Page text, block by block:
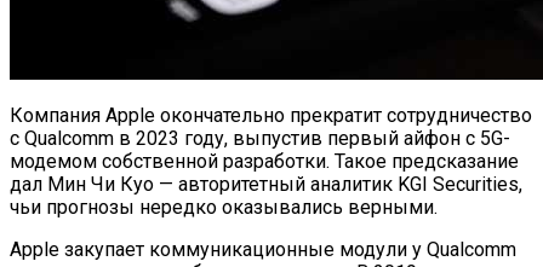
Компания Apple окончательно прекратит сотрудничество
с Qualcomm в 2023 году, выпустив первый айфон с 5G-
модемом собственной разработки. Такое предсказание
дал Мин Чи Куо — авторитетный аналитик KGI Securities,
чьи прогнозы нередко оказывались верными.
Apple закупает коммуникационные модули у Qualcomm